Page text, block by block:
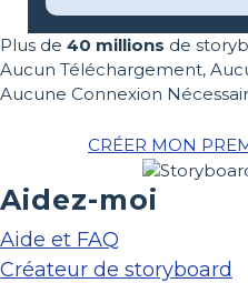
Plus de 40 millions de
Aucun Téléchargement,
Aucune Connexion
CRÉER MON
Aidez-moi
Aide et FAQ
Créateur de storyboard